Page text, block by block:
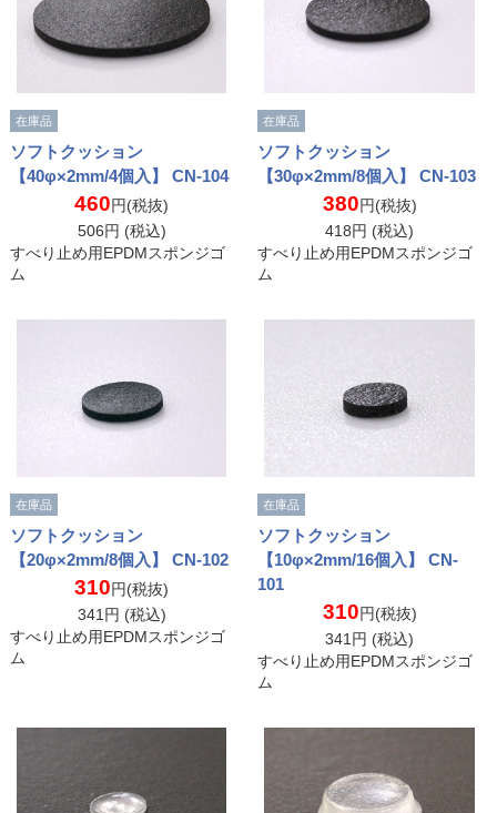
在庫品
ソフトクッション
【40φ×2mm/4個入】 CN-104
460円(税抜)
506円 (税込)
すべり止め用EPDMスポンジゴ
ム
在庫品
ソフトクッション
【30φ×2mm/8個入】 CN-103
380円(税抜)
418円 (税込)
すべり止め用EPDMスポンジゴ
ム
在庫品
ソフトクッション
【20φ×2mm/8個入】 CN-102
310円(税抜)
341 円 (税込)
すべり止め用EPDMスポンジゴ
ム
在庫品
ソフトクッション
【10φ×2mm/16個入】 CN-
101
310円(税抜)
341 円 (税込)
すべり止め用EPDMスポンジゴ
ム